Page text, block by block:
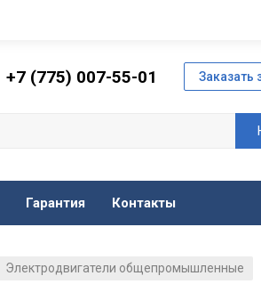
+7 (775) 007-55-01
Гарантия Контакты
Электродвигатели общепромышленные